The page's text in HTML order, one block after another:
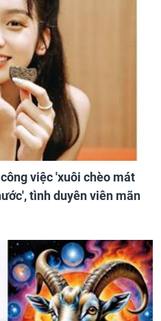
việc 'xuôi chèo mát
tình duyên viên mãn